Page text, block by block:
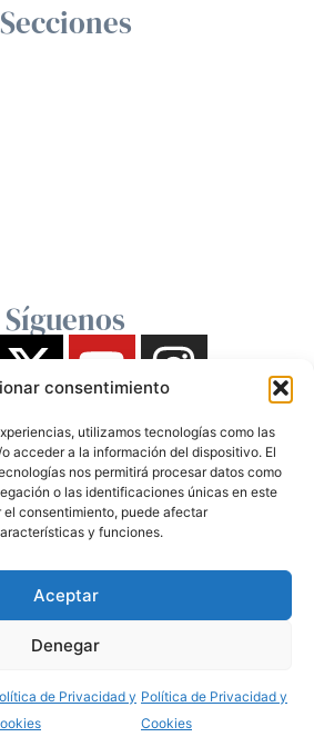
consentimiento
utilizamos tecnologías como las
acceder a la información del dispositivo. El
nos permitirá procesar datos como
o las identificaciones únicas en este
consentimiento, puede afectar
y funciones.
Aceptar
Denegar
de Privacidad y Política de Privacidad y
Cookies
Secciones
Síguenos